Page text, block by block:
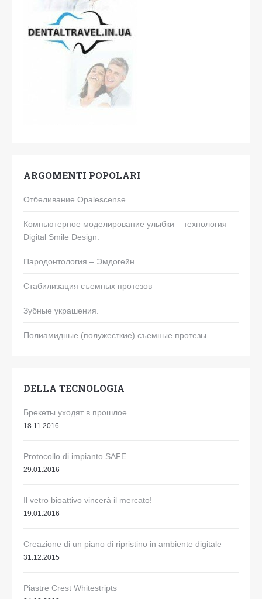
ARGOMENTI POPOLARI
Отбеливание Opalescense
Компьютерное моделирование улыбки – технология
Digital Smile Design.
Пародонтология – Эмдогейн
Стабилизация съемных протезов
Зубные украшения.
Полиамидные (полужесткие) съемные протезы.
DELLA TECNOLOGIA
Брекеты уходят в прошлое.
18.11.2016
Protocollo di impianto SAFE
29.01.2016
Il vetro bioattivo vincerà il mercato!
19.01.2016
Creazione di un piano di ripristino in ambiente digitale
31.12.2015
Piastre Crest Whitestripts